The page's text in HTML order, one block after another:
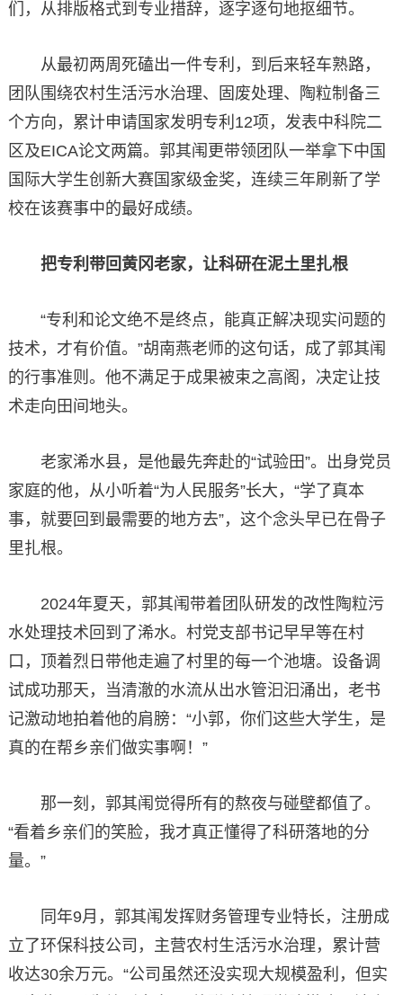
们，从排版格式到专业措辞，逐字逐句地抠细节。
从最初两周死磕出一件专利，到后来轻车熟路，
团队围绕农村生活污水治理、固废处理、陶粒制备三
个方向，累计申请国家发明专利12项，发表中科院二
区及EICA论文两篇。郭其闱更带领团队一举拿下中国
国际大学生创新大赛国家级金奖，连续三年刷新了学
校在该赛事中的最好成绩。
把专利带回黄冈老家，让科研在泥土里扎根
“专利和论文绝不是终点，能真正解决现实问题的
技术，才有价值。”胡南燕老师的这句话，成了郭其闱
的行事准则。他不满足于成果被束之高阁，决定让技
术走向田间地头。
老家浠水县，是他最先奔赴的“试验田”。出身党员
家庭的他，从小听着“为人民服务”长大，“学了真本
事，就要回到最需要的地方去”，这个念头早已在骨子
里扎根。
2024年夏天，郭其闱带着团队研发的改性陶粒污
水处理技术回到了浠水。村党支部书记早早等在村
口，顶着烈日带他走遍了村里的每一个池塘。设备调
试成功那天，当清澈的水流从出水管汩汩涌出，老书
记激动地拍着他的肩膀：“小郭，你们这些大学生，是
真的在帮乡亲们做实事啊！”
那一刻，郭其闱觉得所有的熬夜与碰壁都值了。
“看着乡亲们的笑脸，我才真正懂得了科研落地的分
量。”
同年9月，郭其闱发挥财务管理专业特长，注册成
立了环保科技公司，主营农村生活污水治理，累计营
收达30余万元。“公司虽然还没实现大规模盈利，但实